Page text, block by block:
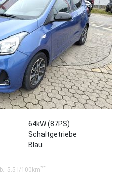
64kW (87PS)
Schaltgetriebe
Blau
5.5 l/100km **